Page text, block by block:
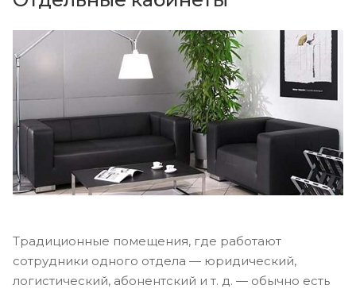
Традиционные помещения, где работают
сотрудники одного отдела — юридический,
логистический, абонентский и т. д. — обычно есть